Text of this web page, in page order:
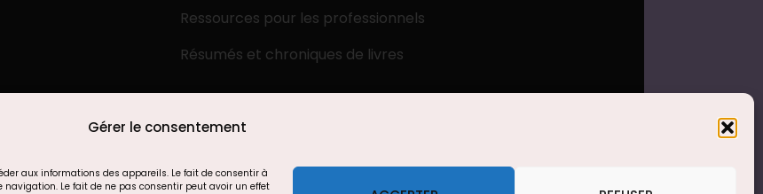
Gérer le consentement
aux informations des appareils. Le fait de consentir à
Le fait de ne pas consentir peut avoir un effet
Ressources pour les professionnels
Résumés et chroniques de livres